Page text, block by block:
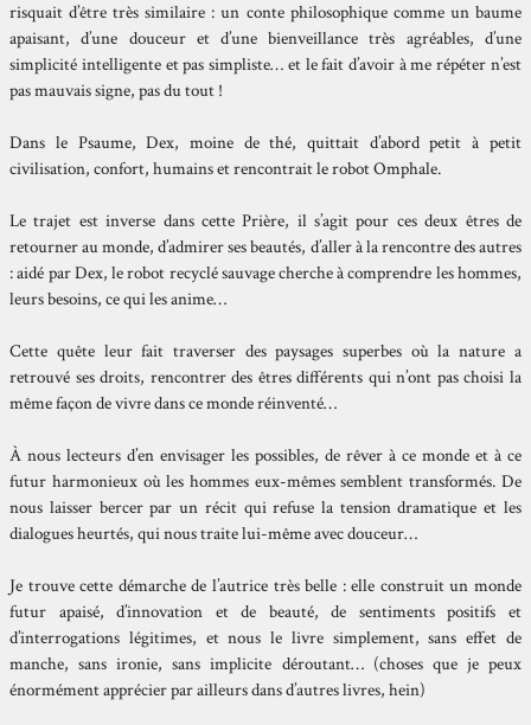
risquait d’être très similaire : un conte philosophique comme un baume
apaisant, d’une douceur et d’une bienveillance très agréables, d’une
simplicité intelligente et pas simpliste… et le fait d’avoir à me répéter n’est
pas mauvais signe, pas du tout !
Dans le Psaume, Dex, moine de thé, quittait d’abord petit à petit
civilisation, confort, humains et rencontrait le robot Omphale.
Le trajet est inverse dans cette Prière, il s’agit pour ces deux êtres de
retourner au monde, d’admirer ses beautés, d’aller à la rencontre des autres
: aidé par Dex, le robot recyclé sauvage cherche à comprendre les hommes,
leurs besoins, ce qui les anime…
Cette quête leur fait traverser des paysages superbes où la nature a
retrouvé ses droits, rencontrer des êtres différents qui n’ont pas choisi la
même façon de vivre dans ce monde réinventé…
À nous lecteurs d’en envisager les possibles, de rêver à ce monde et à ce
futur harmonieux où les hommes eux-mêmes semblent transformés. De
nous laisser bercer par un récit qui refuse la tension dramatique et les
dialogues heurtés, qui nous traite lui-même avec douceur…
Je trouve cette démarche de l’autrice très belle : elle construit un monde
futur apaisé, d’innovation et de beauté, de sentiments positifs et
d’interrogations légitimes, et nous le livre simplement, sans effet de
manche, sans ironie, sans implicite déroutant… (choses que je peux
énormément apprécier par ailleurs dans d’autres livres, hein)